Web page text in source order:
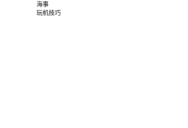
海事
玩机技巧